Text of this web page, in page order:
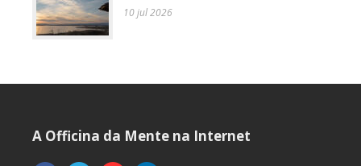
10 jul 2026
A Officina da Mente na Internet